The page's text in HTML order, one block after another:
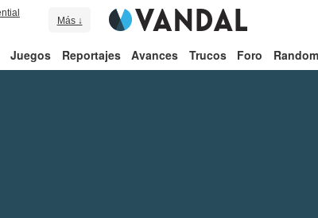
Más ↓
Juegos Reportajes Avances Trucos Foro Random